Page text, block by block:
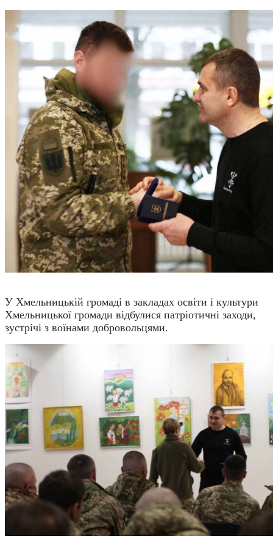
У Хмельницькій громаді в закладах освіти і культури
Хмельницької громади відбулися патріотичні заходи,
зустрічі з воїнами добровольцями.